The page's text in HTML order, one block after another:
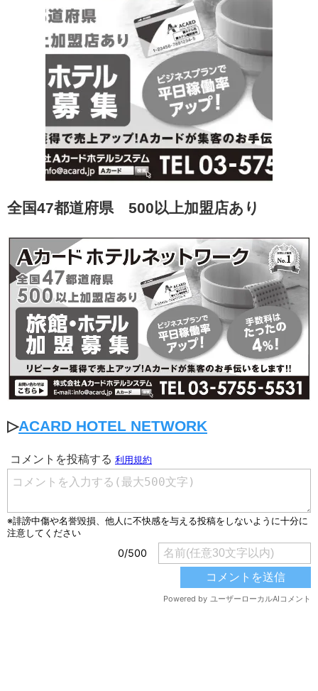
全国47都道府県 500以上加盟店あり
▷ACARD HOTEL NETWORK